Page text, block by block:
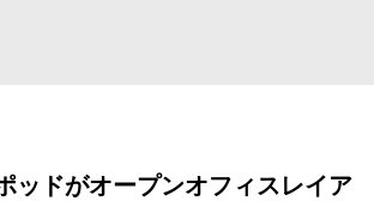
ッドがオープンオフィスレイア